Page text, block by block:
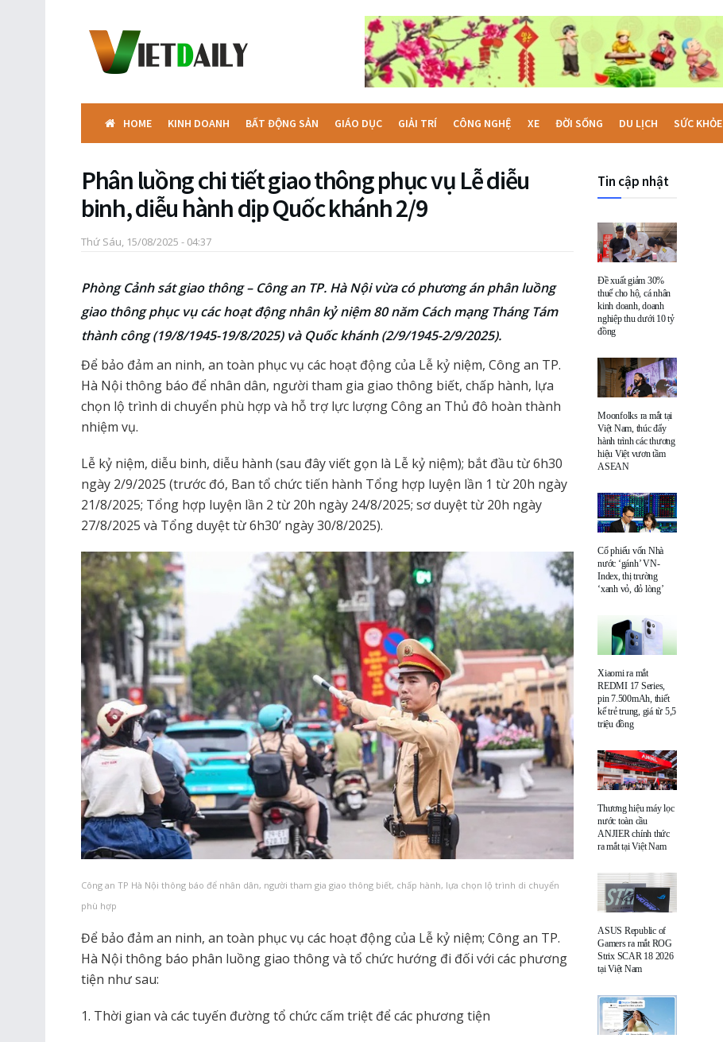
HOME KINH DOANH BẤT ĐỘNG SẢN GIÁO DỤC GIẢI TRÍ CÔNG NGHỆ XE ĐỜI SỐNG DU LỊCH SỨC KHỎE
Phân luồng chi tiết giao thông phục vụ Lễ diễu
binh, diễu hành dịp Quốc khánh 2/9
Thứ Sáu, 15/08/2025 - 04:37
Phòng Cảnh sát giao thông – Công an TP. Hà Nội vừa có phương án phân luồng
giao thông phục vụ các hoạt động nhân kỷ niệm 80 năm Cách mạng Tháng Tám
thành công (19/8/1945-19/8/2025) và Quốc khánh (2/9/1945-2/9/2025).
Để bảo đảm an ninh, an toàn phục vụ các hoạt động của Lễ kỷ niệm, Công an TP.
Hà Nội thông báo để nhân dân, người tham gia giao thông biết, chấp hành, lựa
chọn lộ trình di chuyển phù hợp và hỗ trợ lực lượng Công an Thủ đô hoàn thành
nhiệm vụ.
Lễ kỷ niệm, diễu binh, diễu hành (sau đây viết gọn là Lễ kỷ niệm); bắt đầu từ 6h30
ngày 2/9/2025 (trước đó, Ban tổ chức tiến hành Tổng hợp luyện lần 1 từ 20h ngày
21/8/2025; Tổng hợp luyện lần 2 từ 20h ngày 24/8/2025; sơ duyệt từ 20h ngày
27/8/2025 và Tổng duyệt từ 6h30’ ngày 30/8/2025).
Công an TP Hà Nội thông báo để nhân dân, người tham gia giao thông biết, chấp hành, lựa chọn lộ trình di chuyển
phù hợp
Để bảo đảm an ninh, an toàn phục vụ các hoạt động của Lễ kỷ niệm; Công an TP.
Hà Nội thông báo phân luồng giao thông và tổ chức hướng đi đối với các phương
tiện như sau:
1. Thời gian và các tuyến đường tổ chức cấm triệt để các phương tiện
Tin cập nhật
Đề xuất giảm 30%
thuế cho hộ, cá nhân
kinh doanh, doanh
nghiệp thu dưới 10 tỷ
đồng
Moonfolks ra mắt tại
Việt Nam, thúc đẩy
hành trình các thương
hiệu Việt vươn tầm
ASEAN
Cổ phiếu vốn Nhà
nước ‘gánh’ VN-
Index, thị trường
‘xanh vỏ, đỏ lòng’
Xiaomi ra mắt
REDMI 17 Series,
pin 7.500mAh, thiết
kế trẻ trung, giá từ 5,5
triệu đồng
Thương hiệu máy lọc
nước toàn cầu
ANJIER chính thức
ra mắt tại Việt Nam
ASUS Republic of
Gamers ra mắt ROG
Strix SCAR 18 2026
tại Việt Nam